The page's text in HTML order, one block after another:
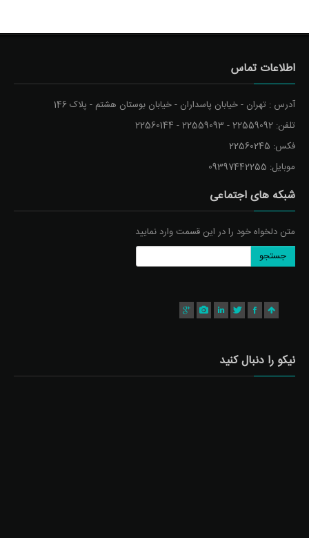
اطلاعات تماس
آدرس : تهران - خیابان پاسداران - خیابان بوستان هشتم - پلاک 146
تلفن: 22559092 - 22559093 - 22560144
فکس: 22560245
موبایل: 09397442255
شبکه های اجتماعی
متن دلخواه خود را در این قسمت وارد نمایید
جستجو
نیکو را دنبال کنید